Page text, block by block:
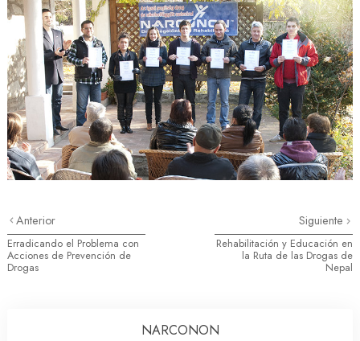
Anterior
Erradicando el Problema con
Acciones de Prevención de
Drogas
Siguiente
Rehabilitación y Educación en
la Ruta de las Drogas de
Nepal
NARCONON